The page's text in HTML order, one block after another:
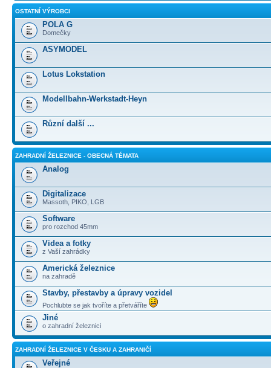
OSTATNÍ VÝROBCI
POLA G
Domečky
ASYMODEL
Lotus Lokstation
Modellbahn-Werkstadt-Heyn
Různí další ...
ZAHRADNÍ ŽELEZNICE - OBECNÁ TÉMATA
Analog
Digitalizace
Massoth, PIKO, LGB
Software
pro rozchod 45mm
Videa a fotky
z Vaší zahrádky
Americká železnice
na zahradě
Stavby, přestavby a úpravy vozidel
Pochlubte se jak tvoříte a přetváříte
Jiné
o zahradní železnici
ZAHRADNÍ ŽELEZNICE V ČESKU A ZAHRANIČÍ
Veřejné